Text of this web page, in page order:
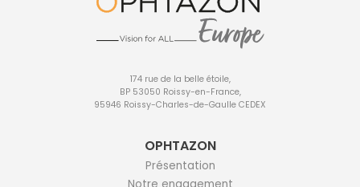
174 rue de la belle étoile,
BP 53050 Roissy-en-France,
95946 Roissy-Charles-de-Gaulle CEDEX
OPHTAZON
Présentation